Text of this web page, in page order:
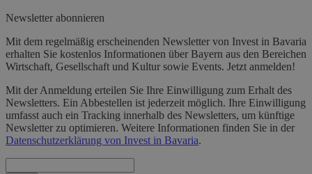
Newsletter abonnieren
Mit dem regelmäßig erscheinenden Newsletter von Invest in Bavaria
erhalten Sie kostenlos Informationen über Bayern aus den Bereichen
Wirtschaft, Gesellschaft und Kultur sowie Events. Jetzt anmelden!
Mit der Anmeldung erteilen Sie Ihre Einwilligung zum Erhalt des
Newsletters. Ein Abbestellen ist jederzeit möglich. Ihre Einwilligung
umfasst auch ein Tracking innerhalb des Newsletters, um künftige
Newsletter zu optimieren. Weitere Informationen finden Sie in der
Datenschutzerklärung von Invest in Bavaria.